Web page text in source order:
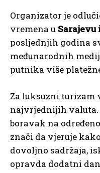
Organizator je
vremena u Sarajevu
posljednjih godina
međunarodnih
putnika više
Za luksuzni turizam
najvrjednijih valuta.
boravak na
znači da vjeruje
dovoljno sadržaja,
opravda dodatni